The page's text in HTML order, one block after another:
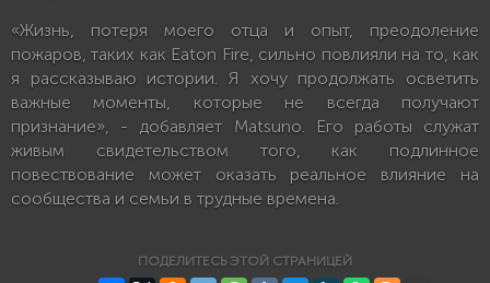
«Жизнь, потеря моего отца и опыт, преодоление
пожаров, таких как Eaton Fire, сильно повлияли на то, как
я рассказываю истории. Я хочу продолжать осветить
важные моменты, которые не всегда получают
признание», - добавляет Matsuno. Его работы служат
живым свидетельством того, как подлинное
повествование может оказать реальное влияние на
сообщества и семьи в трудные времена.
ПОДЕЛИТЕСЬ ЭТОЙ СТРАНИЦЕЙ